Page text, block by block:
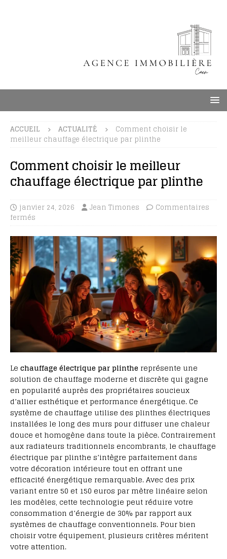
ACCUEIL ACTUALITÉ
Comment choisir le
meilleur chauffage électrique par plinthe
Comment choisir le meilleur
chauffage électrique par plinthe
janvier 24, 2026 Jean Timones
Commentaires
fermés
Le chauffage électrique par plinthe représente une
solution de chauffage moderne et discrète qui gagne
en popularité auprès des propriétaires soucieux
d’allier esthétique et performance énergétique. Ce
système de chauffage utilise des plinthes électriques
installées le long des murs pour diffuser une chaleur
douce et homogène dans toute la pièce. Contrairement
aux radiateurs traditionnels encombrants, le chauffage
électrique par plinthe s’intègre parfaitement dans
votre décoration intérieure tout en offrant une
efficacité énergétique remarquable. Avec des prix
variant entre 50 et 150 euros par mètre linéaire selon
les modèles, cette technologie peut réduire votre
consommation d’énergie de 30% par rapport aux
systèmes de chauffage conventionnels. Pour bien
choisir votre équipement, plusieurs critères méritent
votre attention.